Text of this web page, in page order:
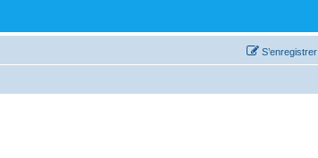
S’enregistrer